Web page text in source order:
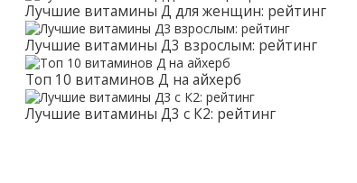
Лучшие витамины Д для женщин: рейтинг
Лучшие витамины Д3 взрослым: рейтинг
Топ 10 витаминов Д на айхерб
Лучшие витамины Д3 с К2: рейтинг